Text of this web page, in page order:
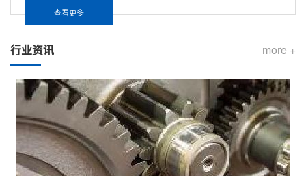
查看更多
more +
行业资讯